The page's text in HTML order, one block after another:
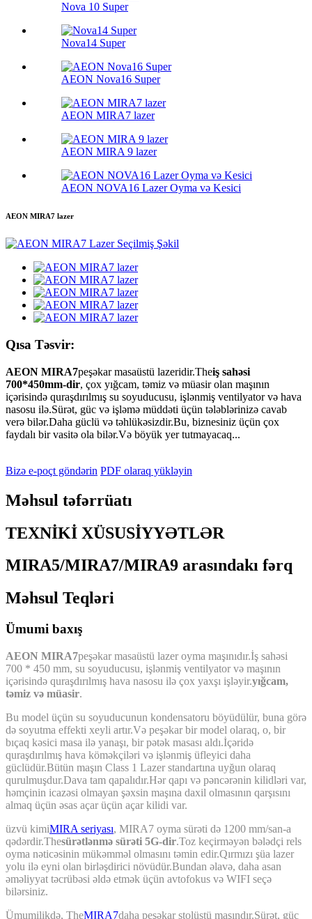
Nova 10 Super
Nova14 Super
AEON Nova16 Super
AEON MIRA7 lazer
AEON MIRA 9 lazer
AEON NOVA16 Lazer Oyma və Kesici
AEON MIRA7 lazer
Qısa Təsvir:
AEON MIRA7peşəkar masaüstü lazeridir.Theiş sahəsi
700*450mm-dir, çox yığcam, təmiz və müasir olan maşının
içərisində quraşdırılmış su soyuducusu, işlənmiş ventilyator və hava
nasosu ilə.Sürət, güc və işləmə müddəti üçün tələblərinizə cavab
verə bilər.Daha güclü və təhlükəsizdir.Bu, biznesiniz üçün çox
faydalı bir vasitə ola bilər.Və böyük yer tutmayacaq...
Bizə e-poçt göndərin PDF olaraq yükləyin
Məhsul təfərrüatı
TEXNİKİ XÜSUSİYYƏTLƏR
MIRA5/MIRA7/MIRA9 arasındakı fərq
Məhsul Teqləri
Ümumi baxış
AEON MIRA7peşəkar masaüstü lazer oyma maşınıdır.İş sahəsi
700 * 450 mm, su soyuducusu, işlənmiş ventilyator və maşının
içərisində quraşdırılmış hava nasosu ilə çox yaxşı işləyir.yığcam,
təmiz və müasir.
Bu model üçün su soyuducunun kondensatoru böyüdülür, buna görə
də soyutma effekti xeyli artır.Və peşəkar bir model olaraq, o, bir
bıçaq kəsici masa ilə yanaşı, bir pətək masası aldı.İçəridə
quraşdırılmış hava köməkçiləri və işlənmiş üfleyici daha
güclüdür.Bütün maşın Class 1 Lazer standartına uyğun olaraq
qurulmuşdur.Dava tam qapalıdır.Hər qapı və pəncərənin kilidləri var,
həmçinin icazəsi olmayan şəxsin maşına daxil olmasının qarşısını
almaq üçün əsas açar üçün açar kilidi var.
üzvü kimiMIRA seriyası, MIRA7 oyma sürəti də 1200 mm/san-a
qədərdir.Thesürətlənmə sürəti 5G-dir.Toz keçirməyən bələdçi rels
oyma nəticəsinin mükəmməl olmasını təmin edir.Qırmızı şüa lazer
yolu ilə eyni olan birləşdirici növüdür.Bundan əlavə, daha asan
əməliyyat təcrübəsi əldə etmək üçün avtofokus və WIFI seçə
bilərsiniz.
Ümumilikdə, TheMIRA7daha peşəkar stolüstü maşındır.Sürət, güc